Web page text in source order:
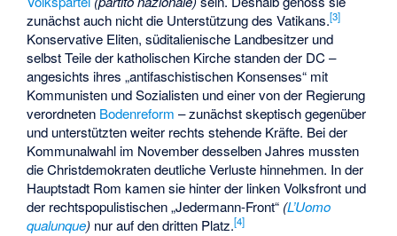
zunächst auch nicht die Unterstützung des Vatikans.[3]
Konservative Eliten, süditalienische Landbesitzer und
selbst Teile der katholischen Kirche standen der DC –
angesichts ihres „antifaschistischen Konsenses“ mit
Kommunisten und Sozialisten und einer von der Regierung
verordneten Bodenreform – zunächst skeptisch gegenüber
und unterstützten weiter rechts stehende Kräfte. Bei der
Kommunalwahl im November desselben Jahres mussten
die Christdemokraten deutliche Verluste hinnehmen. In der
Hauptstadt Rom kamen sie hinter der linken Volksfront und
der rechtspopulistischen „Jedermann-Front“ (L’Uomo
qualunque) nur auf den dritten Platz.[4]